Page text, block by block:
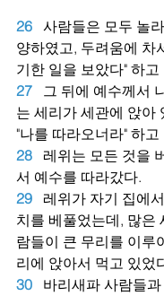
26 사람들은 모두 놀
양하였고, 두려움에 차
기한 일을 보았다" 하고
27
그 뒤에 예수께서
는 세리가 세관에 앉아
"나를 따라오너라" 하
28
레위는 모든 것을
서 예수를 따라갔다.
29
레위가 자기 집에
치를 베풀었는데, 많은
람들이 큰 무리를 이루
리에 앉아서 먹고 있었
30
바리새파 사람들